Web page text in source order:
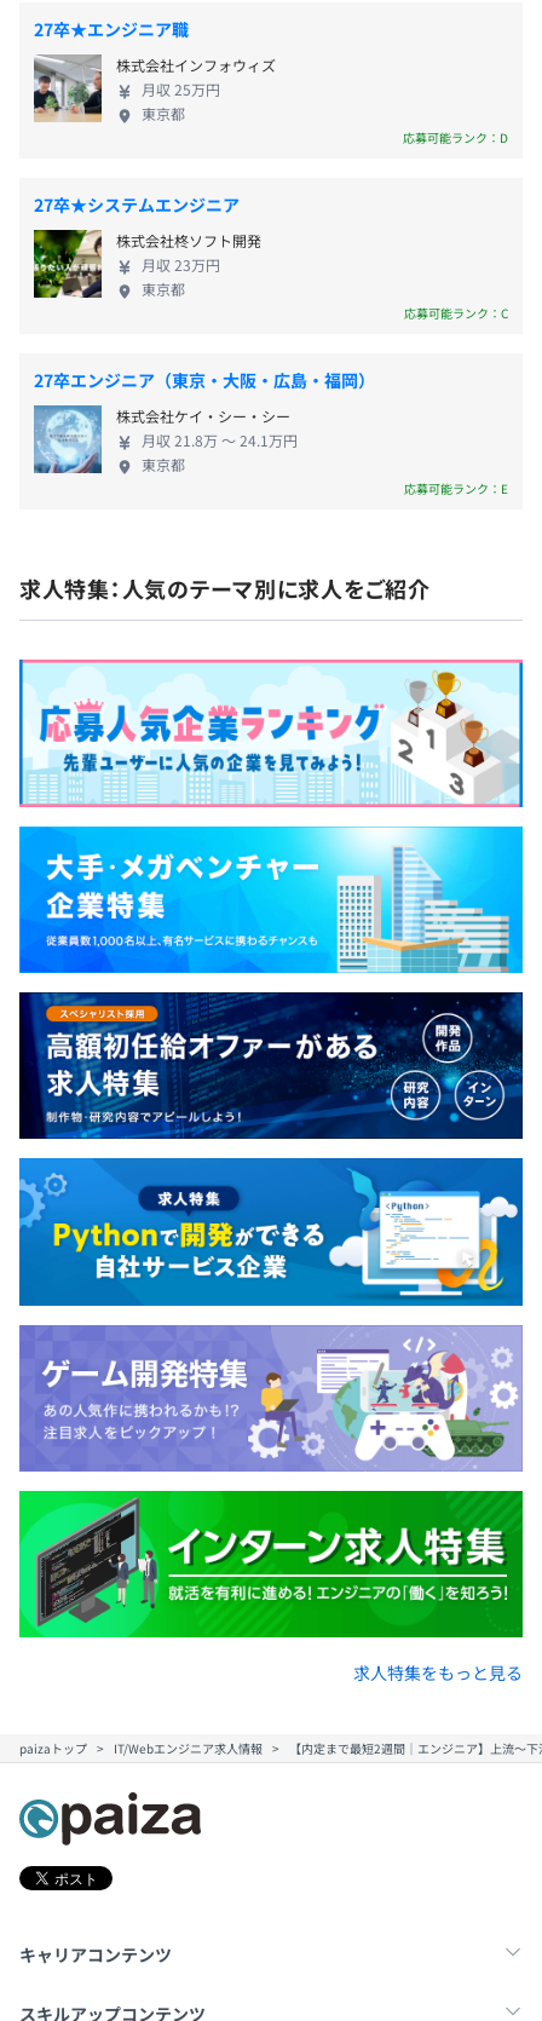
9:00～18:00
《年間休日：120日以上》
・年末年始
・年次有給休暇
・慶弔休暇
・出産育児休暇（男女とも取得率100％／直近3年度）
一律手当の金額は、給与と同じ単位（月給制であれば月単
位、年俸制であれば年単位等）で支給される金額です。
◼︎全員へ支給
・一律住宅手当（6,000円※固定給に含む）
・通勤手当（上限30,000円／月）
・時間外手当
・休日手当
※固定時間外手当（10時間分）を超える残業や休日労
働、深夜労働についての割増賃金は追加で全額支給
◼︎該当者のみ支給
・一人暮らし手当：入社時より家賃を自己負担し、一人暮
らしをしている方には入社後3年間18,000円／月を支給
・扶養手当
・リモート手当
・担当者手当
・責任者手当
賞与：年1回（3月）
※平均2か月分支給／業績・実績により変動あり
昇給：年1回（4月）
※能力・実績に応じて決定
社会保険完備（健康保険〈関東ITソフトウェア健保〉・厚
生年金保険、雇用保険・労災保険）
3カ月間（期間中、労働条件の変更はありません）
前年度の月平均所定外労働時間の実績
6.3時間
前年度の有給休暇の平均取得日数
13.1日
女性0人/0人
役員及び管理的地位にある者に占める女性の割合
役員25.0%
社員も多く、『縁の下の力持ち』としてお客様を支
え続け、信頼を得ています。 上流工程～下流工程ま
でエンジニアとして携われるのも大きな魅力です！
◆ソフトウェア販売◆ 海外の優れたパッケージソフ
トの輸入・ローカライズ・販売をはじめ、製品導入
サルテーションまで、トータルでサポートをおこな
っています。 当社が扱う教育支援ソフトやリモート
コントロールソフトは、多くの企業や教育機関、官
公庁など、幅広い分野のお客さまに採用いただいて
います。
27卒★エンジニア職
株式会社インフォウィズ
月収 25万円
東京都
応募可能ランク：D
27卒★システムエンジニア
株式会社柊ソフト開発
月収 23万円
東京都
応募可能ランク：C
27卒エンジニア（東京・大阪・広島・福岡）
株式会社ケイ・シー・シー
月収 21.8万 〜 24.1万円
東京都
応募可能ランク：E
求人特集：人気のテーマ別に求人をご紹介
求人特集をもっと見る
paizaトップ IT/Webエンジニア求人情報 【内定まで最短2週間｜エンジニア】上流～
キャリアコンテンツ
転職・キャリア
スキルアップコンテンツ